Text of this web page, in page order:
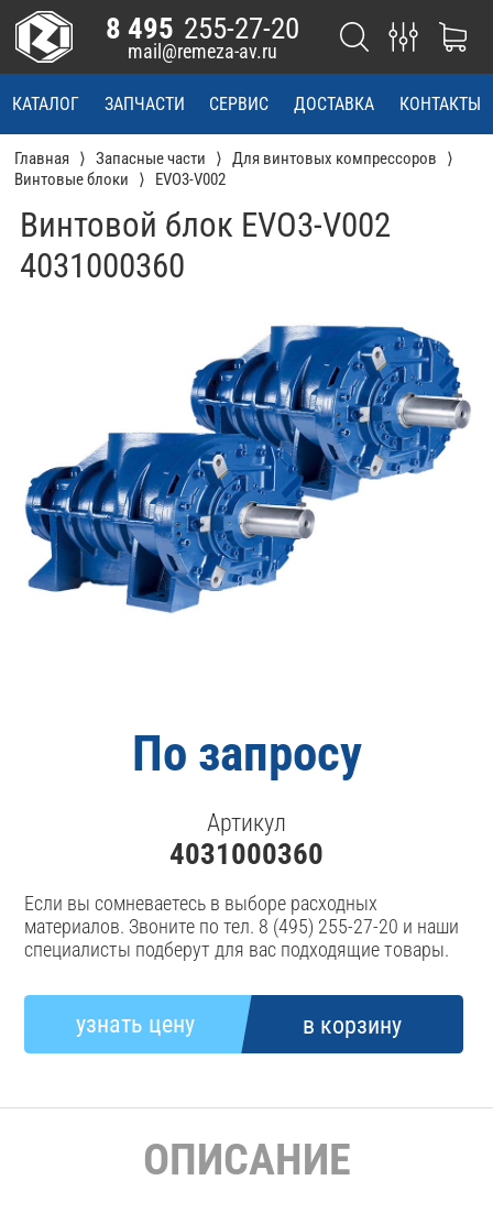
КАТАЛОГ ЗАПЧАСТИ СЕРВИС ДОСТАВКА КОНТАКТЫ
8 495 255-27-20
mail@remeza-av.ru
Главная Запасные части
Для винтовых компрессоров
Винтовые блоки
EVO3-V002
Винтовой блок EVO3-V002
4031000360
По запросу
Артикул
4031000360
Если вы сомневаетесь в выборе расходных
материалов. Звоните по тел. 8 (495) 255-27-20 и наши
специалисты подберут для вас подходящие товары.
ОПИСАНИЕ